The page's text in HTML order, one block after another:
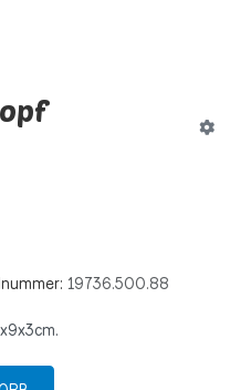
19736.500.88